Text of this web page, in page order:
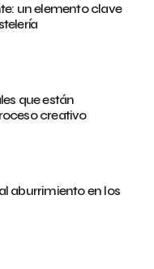
un elemento clave
que están
creativo
aburrimiento en los